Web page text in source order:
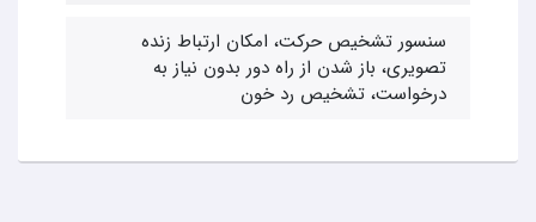
سنسور تشخیص حرکت، امکان ارتباط زنده
تصویری، باز شدن از راه دور بدون نیاز به
درخواست، تشخیص رد خون